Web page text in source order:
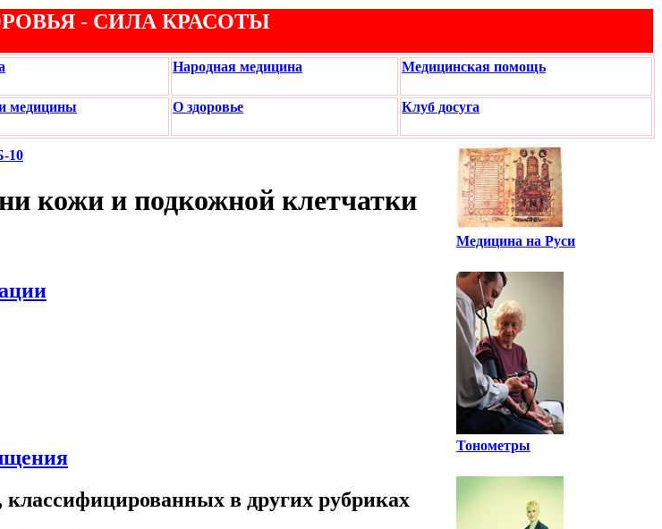
- СИЛА КРАСОТЫ
Народная медицина Медицинская помощь
медицины О здоровье Клуб досуга
10
кожи и подкожной клетчатки
классифицированных в других рубриках
Медицина на Руси
Тонометры